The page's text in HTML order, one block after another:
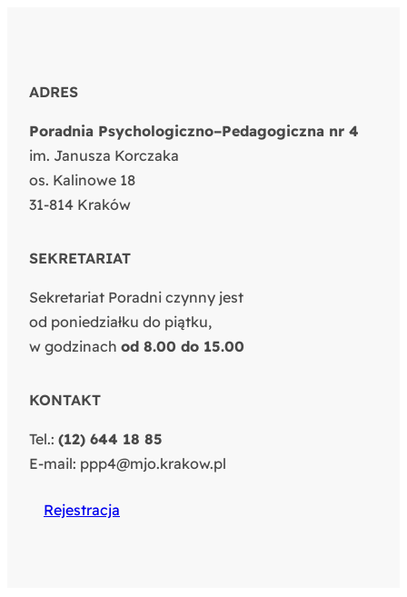
ADRES
Poradnia Psychologiczno–Pedagogiczna nr 4
im. Janusza Korczaka
os. Kalinowe 18
31-814 Kraków
SEKRETARIAT
Sekretariat Poradni czynny jest
od poniedziałku do piątku,
w godzinach od 8.00 do 15.00
KONTAKT
Tel.: (12) 644 18 85
E-mail: ppp4@mjo.krakow.pl
Rejestracja